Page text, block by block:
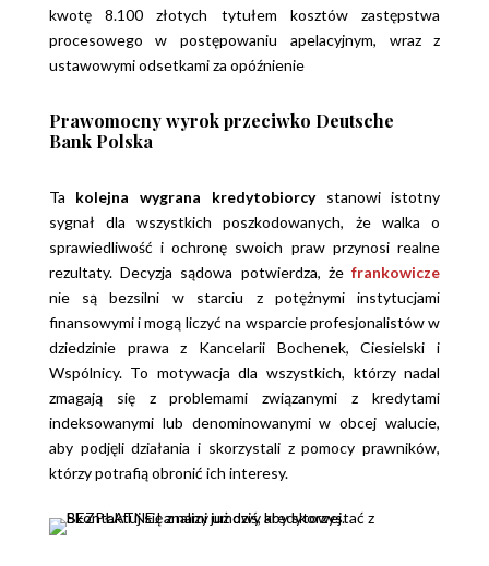
kwotę 8.100 złotych tytułem kosztów zastępstwa
procesowego w postępowaniu apelacyjnym, wraz z
ustawowymi odsetkami za opóźnienie
Prawomocny wyrok przeciwko Deutsche
Bank Polska
Ta kolejna wygrana kredytobiorcystanowi istotny
sygnał dla wszystkich poszkodowanych, że walka o
sprawiedliwość i ochronę swoich praw przynosi realne
rezultaty. Decyzja sądowa potwierdza, żefrankowicze
nie są bezsilni w starciu z potężnymi instytucjami
finansowymi i mogą liczyć na wsparcie profesjonalistów w
dziedzinie prawa z Kancelarii Bochenek, Ciesielski i
Wspólnicy. To motywacja dla wszystkich, którzy nadal
zmagają się z problemami związanymi z kredytami
indeksowanymi lub denominowanymi w obcej walucie,
aby podjęli działania i skorzystali z pomocy prawników,
którzy potrafią obronić ich interesy.